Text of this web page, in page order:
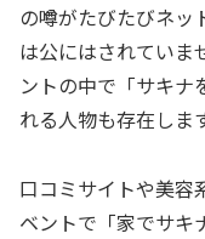
の噂がたびたびネッ
は公にはされていま
ントの中で「サキナ
れる人物も存在しま
口コミサイトや美容
ベントで「家でサキ